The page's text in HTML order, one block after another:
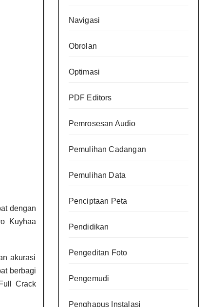
dengan
Kuyhaa
akurasi
berbagi
Crack
Navigasi
Obrolan
Optimasi
PDF Editors
Pemrosesan Audio
Pemulihan Cadangan
Pemulihan Data
Penciptaan Peta
Pendidikan
Pengeditan Foto
Pengemudi
Penghapus Instalasi